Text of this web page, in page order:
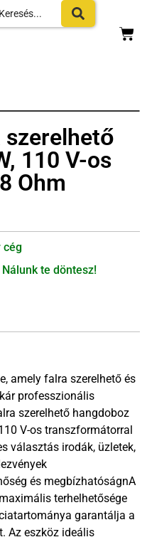
szerelhető
110 V-os
Ohm
cég
te döntesz!
amely falra szerelhető és
professzionális
szerelhető hangdoboz
V-os transzformátorral
választás irodák, üzletek,
és megbízhatóságnA
terhelhetősége
garantálja a
Az eszköz ideális